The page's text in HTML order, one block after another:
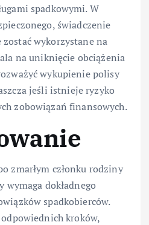
spadkowymi. W
świadczenie
wykorzystane na
na uniknięcie obciążenia
wykupienie polisy
jeśli istnieje ryzyko
zobowiązań finansowych.
zmarłym członku rodziny
wymaga dokładnego
spadkobierców.
kroków,